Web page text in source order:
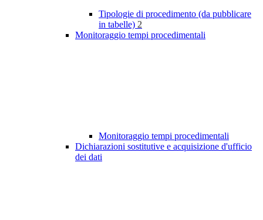
Tipologie di procedimento (da pubblicare
in tabelle) 2
Monitoraggio tempi procedimentali
Monitoraggio tempi procedimentali
Dichiarazioni sostitutive e acquisizione d'ufficio
dei dati